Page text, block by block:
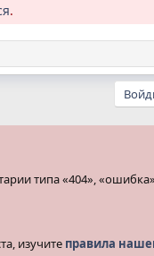
.
типа «404»,
изучите правила